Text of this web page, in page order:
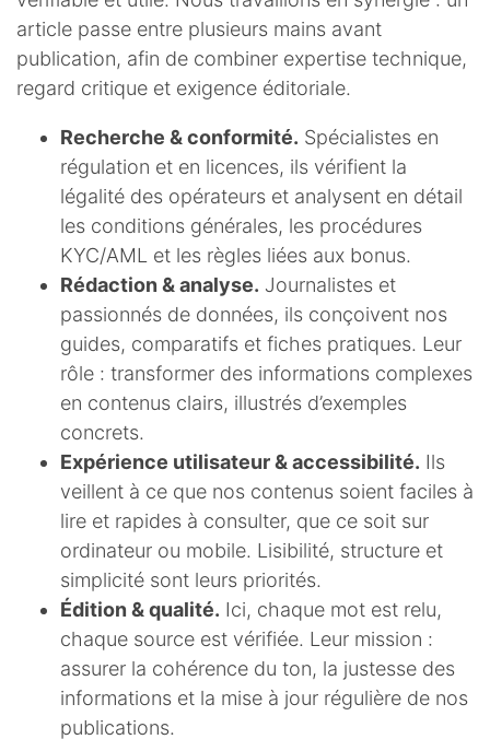
article passe entre plusieurs mains avant
publication, afin de combiner expertise technique,
regard critique et exigence éditoriale.
Recherche & conformité. Spécialistes en
régulation et en licences, ils vérifient la
légalité des opérateurs et analysent en détail
les conditions générales, les procédures
KYC/AML et les règles liées aux bonus.
Rédaction & analyse. Journalistes et
passionnés de données, ils conçoivent nos
guides, comparatifs et fiches pratiques. Leur
rôle : transformer des informations complexes
en contenus clairs, illustrés d’exemples
concrets.
Expérience utilisateur & accessibilité. Ils
veillent à ce que nos contenus soient faciles à
lire et rapides à consulter, que ce soit sur
ordinateur ou mobile. Lisibilité, structure et
simplicité sont leurs priorités.
Édition & qualité. Ici, chaque mot est relu,
chaque source est vérifiée. Leur mission :
assurer la cohérence du ton, la justesse des
informations et la mise à jour régulière de nos
publications.